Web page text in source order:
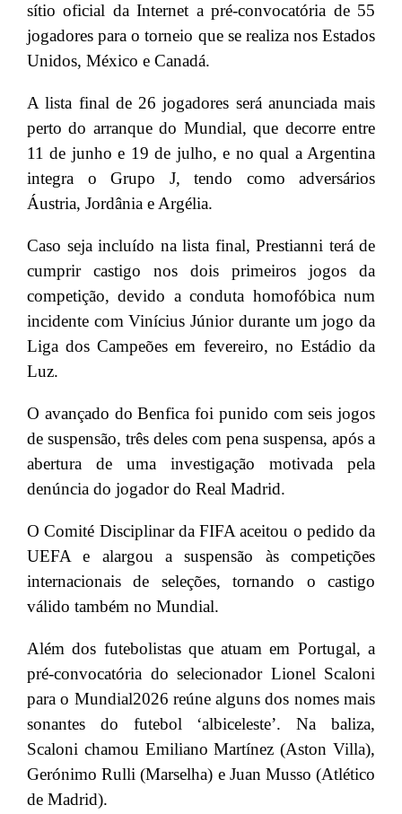
sítio oficial da Internet a pré-convocatória de 55
jogadores para o torneio que se realiza nos Estados
Unidos, México e Canadá.
A lista final de 26 jogadores será anunciada mais
perto do arranque do Mundial, que decorre entre
11 de junho e 19 de julho, e no qual a Argentina
integra o Grupo J, tendo como adversários
Áustria, Jordânia e Argélia.
Caso seja incluído na lista final, Prestianni terá de
cumprir castigo nos dois primeiros jogos da
competição, devido a conduta homofóbica num
incidente com Vinícius Júnior durante um jogo da
Liga dos Campeões em fevereiro, no Estádio da
Luz.
O avançado do Benfica foi punido com seis jogos
de suspensão, três deles com pena suspensa, após a
abertura de uma investigação motivada pela
denúncia do jogador do Real Madrid.
O Comité Disciplinar da FIFA aceitou o pedido da
UEFA e alargou a suspensão às competições
internacionais de seleções, tornando o castigo
válido também no Mundial.
Além dos futebolistas que atuam em Portugal, a
pré-convocatória do selecionador Lionel Scaloni
para o Mundial2026 reúne alguns dos nomes mais
sonantes do futebol ‘albiceleste’. Na baliza,
Scaloni chamou Emiliano Martínez (Aston Villa),
Gerónimo Rulli (Marselha) e Juan Musso (Atlético
de Madrid).